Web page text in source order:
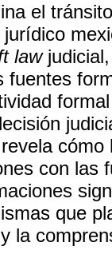
el
lawjudicial,
fuentes
cómo
con las
que
la